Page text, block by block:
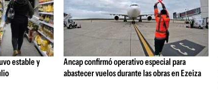
estable y
Ancap confirmó operativo especial para
abastecer vuelos durante las obras en Ezeiza